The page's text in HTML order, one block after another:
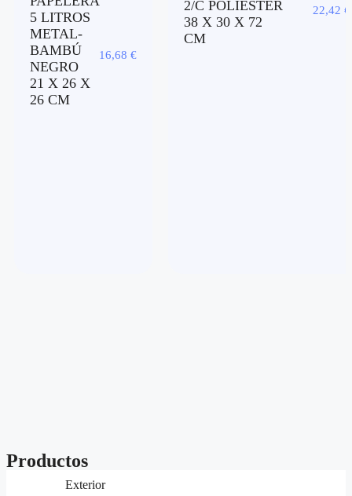
5 LITROS
METAL-
BAMBÚ
NEGRO
21 X 26 X
26 CM
16,68 €
2/C POLIÉSTER
38 X 30 X 72
CM
22,42 €
Productos
Exterior